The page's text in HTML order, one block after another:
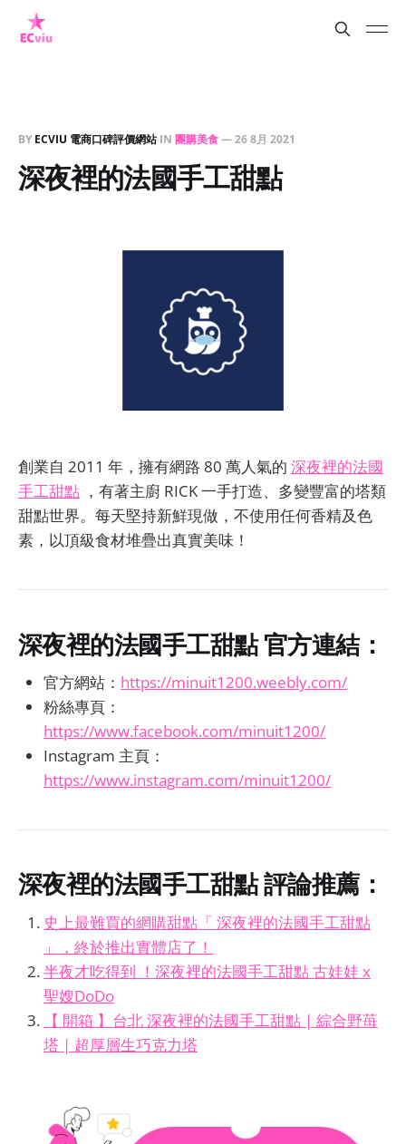
BY ECVIU 電商口碑評價網站IN 團購美食—26 8月 2021
深夜裡的法國手工甜點
創業自 2011 年，擁有網路 80 萬人氣的 深夜裡的法國
手工甜點 ，有著主廚 RICK 一手打造、多變豐富的塔類
甜點世界。每天堅持新鮮現做，不使用任何香精及色
素，以頂級食材堆疊出真實美味！
深夜裡的法國手工甜點 官方連結：
官方網站： https://minuit1200.weebly.com/
粉絲專頁：
https://www.facebook.com/minuit1200/
Instagram 主頁：
https://www.instagram.com/minuit1200/
深夜裡的法國手工甜點評論推薦：
史上最難買的網購甜點「 深夜裡的法國手工甜點
」，終於推出實體店了！
半夜才吃得到 ！深夜裡的法國手工甜點 古娃娃 x
聖嫂DoDo
【 開箱 】台北 深夜裡的法國手工甜點 | 綜合野苺
塔 | 超厚層生巧克力塔